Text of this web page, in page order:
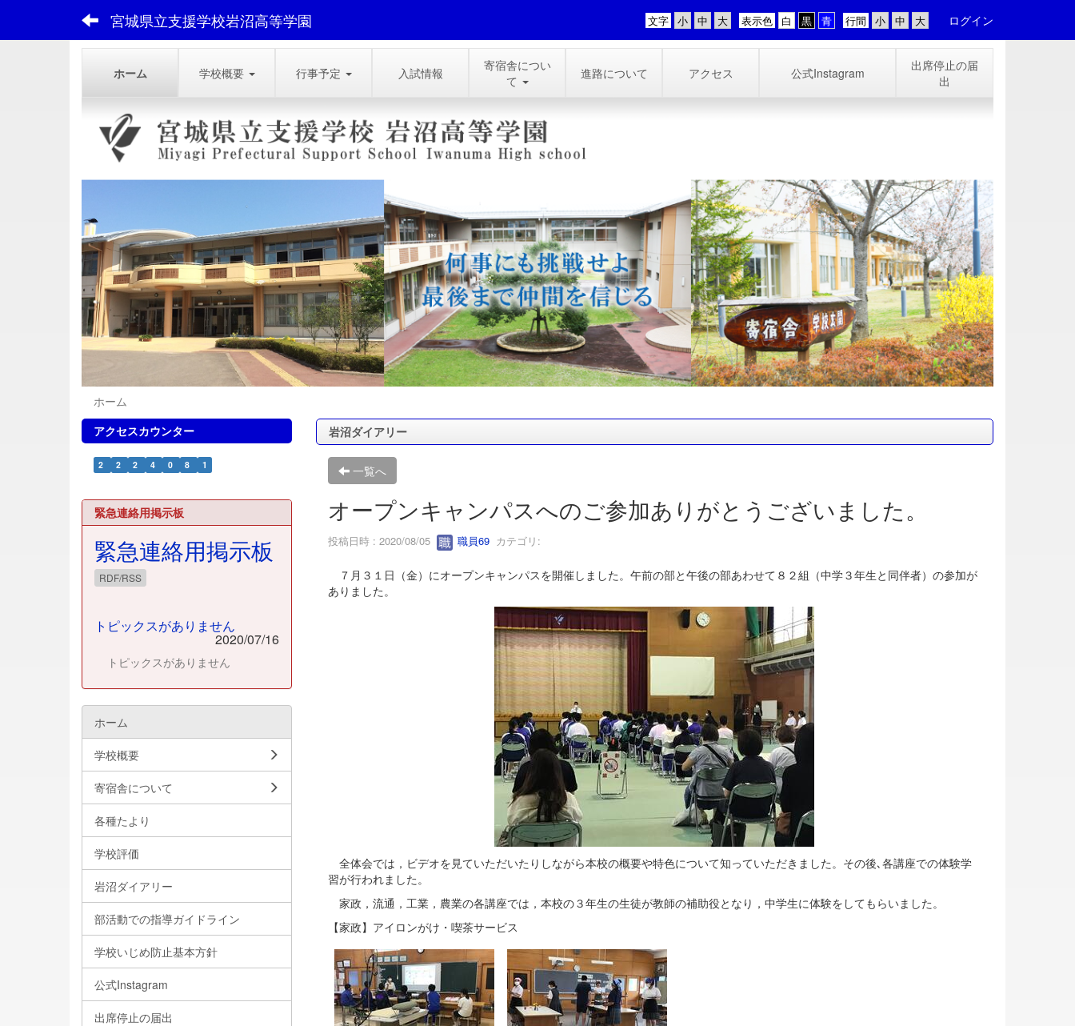
宮城県立支援学校岩沼高等学園 行間
表示色
文字 ログイン
ホーム 学校概要 行事予定 入試情報
寄宿舎につい
て
進路について アクセス 公式Instagram
出席停止の届
出
ホーム
岩沼ダイアリー
一覧へ
オープンキャンパスへのご参加ありがとうございました。
投稿日時 : 2020/08/05 職員69カテゴリ:
７月３１日（金）にオープンキャンパスを開催しました。午前の部と午後の部あわせて８２組（中学３年生と同伴者）の参加が
ありました。
全体会では，ビデオを見ていただいたりしながら本校の概要や特色について知っていただきました。その後､各講座での体験学
習が行われました。
家政，流通，工業，農業の各講座では，本校の３年生の生徒が教師の補助役となり，中学生に体験をしてもらいました。
【家政】アイロンがけ・喫茶サービス
アクセスカウンター
2 2 2 4 0 8 1
緊急連絡用掲示板
緊急連絡用掲示板
RDF/RSS
トピックスがありません
2020/07/16
トピックスがありません
ホーム
学校概要
寄宿舎について
各種たより
学校評価
岩沼ダイアリー
部活動での指導ガイドライン
学校いじめ防止基本方針
公式Instagram
出席停止の届出